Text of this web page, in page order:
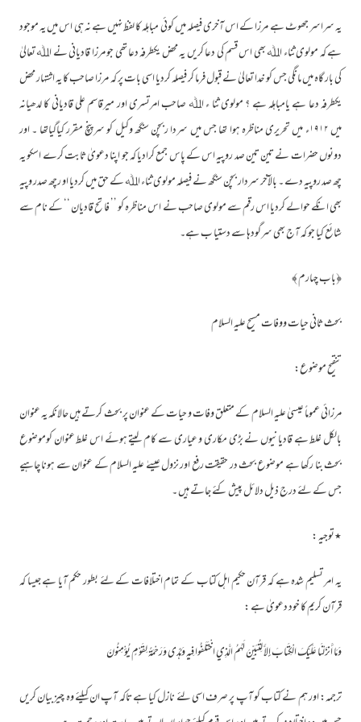
یہ سراسر جھوٹ ہے مرزا کے اس آخری فیصلہ میں کوئی مباہلہ کا لفظ نہیں ہے نہ ہی اس میں یہ موجود
ہے کہ مولوی ثناء اﷲ بھی اس قسم کی دعا کریں یہ محض یکطرفہ دعا تھی جو مرزا قادیانی نے اﷲ تعالیٰ
کی بار گاہ میں مانگی جس کو خدا تعالیٰ نے قبول فرما کر فیصلہ کردیا اسی بات پر کہ مرزا صاحب کا یہ اشتہار محض
یکطرفہ دعا ہے یامباہلہ ہے ؟ مولوی ثنا ء اﷲ صاحب امرتسری اور میرقاسم علی قادیانی کا لدھیانہ
میں ۱۹۱۲ء میں تحریری مناظرہ ہوا تھا جس میں سردا ربچن سنگھ وکیل کو سرپنچ مقرر کیاگیاتھا ۔ اور
دونوں حضرات نے تین تین صد روپیہ اس کے پاس جمع کرادیا کہ جو اپنا دعویٰ ثابت کرے اسکو یہ
چھ صد روپیہ دے ۔ بالآخر سردار بچن سنگھ نے فیصلہ مولوی ثناء اﷲ کے حق میں کردیا او رچھ صدر وپیہ
بھی انکے حوالے کردیا اس رقم سے مولوی صاحب نے اس مناظرہ کو ’’ فاتح قادیان ‘‘ کے نام سے
شائع کیا جو کہ آج بھی سرگودہا سے دستیا ب ہے۔
﴿باب چہارم ﴾
بحث ثانی حیات ووفات مسیح علیہ السلام
تنقیح موضوع:
مرزائی عموماً عیسیٰ علیہ السلام کے متعلق وفات و حیات کے عنوان پر بحث کرتے ہیں حالانکہ یہ عنوان
بالکل غلط ہے قادیانیوں نے بڑی مکاری و عیاری سے کام لیتے ہوئے اس غلط عنوان کوموضوع
بحث بنا رکھا ہے موضوع بحث در حقیقت رفع اور نزول عیسےٰ علیہ السلام کے عنوان سے ہونا چاہیے
جس کے لئے درج ذیل دلائل پیش کئے جاتے ہیں ۔
٭توجیہ :
یہ امر تسلیم شدہ ہے کہ قرآن حکیم اہل کتاب کے تمام اختلافات کے لئے بطور حکم آیا ہے جیسا کہ
قرآن کریم کا خود دعویٰ ہے :
وَمَا أَنزَلْنَا عَلَيْكَ الْكِتَابَ إِلاَّ لِتُبَيِّنَ لَهُمُ الَّذِي اخْتَلَفُوا فِيهِ وَهُدًى وَرَحْمَةً لِقَوْمٍ يُؤْمِنُونَ
ترجمہ: اور ہم نے کتاب کو آپ پر صرف اسی لئے نازل کیا ہے تاکہ آپ ان کیلئے وہ چیز بیان کریں